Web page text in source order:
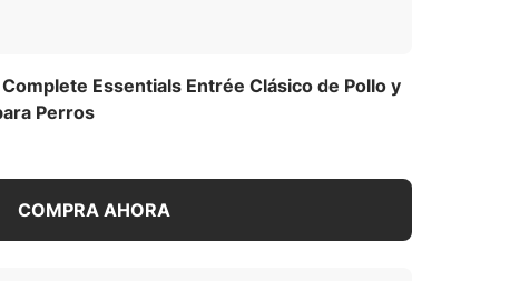
Essentials Entrée Clásico de Pollo y
Perros
COMPRA AHORA